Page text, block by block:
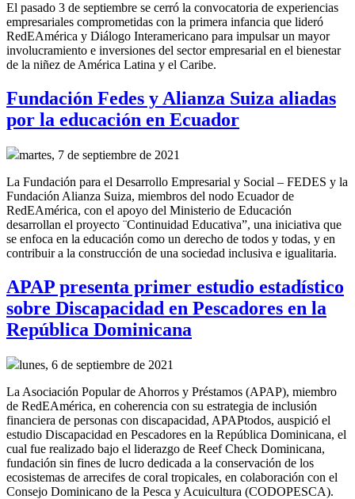
El pasado 3 de septiembre se cerró la convocatoria de experiencias
empresariales comprometidas con la primera infancia que lideró
RedEAmérica y Diálogo Interamericano para impulsar un mayor
involucramiento e inversiones del sector empresarial en el bienestar
de la niñez de América Latina y el Caribe.
Fundación Fedes y Alianza Suiza aliadas
por la educación en Ecuador
martes, 7 de septiembre de 2021
La Fundación para el Desarrollo Empresarial y Social – FEDES y la
Fundación Alianza Suiza, miembros del nodo Ecuador de
RedEAmérica, con el apoyo del Ministerio de Educación
desarrollan el proyecto ¨Continuidad Educativa”, una iniciativa que
se enfoca en la educación como un derecho de todos y todas, y en
contribuir a la construcción de una sociedad inclusiva e igualitaria.
APAP presenta primer estudio estadístico
sobre Discapacidad en Pescadores en la
República Dominicana
lunes, 6 de septiembre de 2021
La Asociación Popular de Ahorros y Préstamos (APAP), miembro
de RedEAmérica, en coherencia con su estrategia de inclusión
financiera de personas con discapacidad, APAPtodos, auspició el
estudio Discapacidad en Pescadores en la República Dominicana, el
cual fue realizado bajo el liderazgo de Reef Check Dominicana,
fundación sin fines de lucro dedicada a la conservación de los
ecosistemas de arrecifes de coral tropicales, en colaboración con el
Consejo Dominicano de la Pesca y Acuicultura (CODOPESCA).